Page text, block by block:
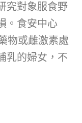
究對象服食野
。食安中心
物或雌激素處
乳的婦女，不